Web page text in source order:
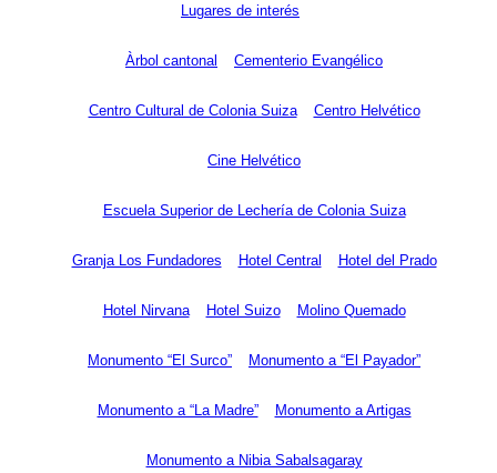
Lugares de interés
Àrbol cantonal Cementerio Evangélico
Centro Cultural de Colonia Suiza Centro Helvético
Cine Helvético
Escuela Superior de Lechería de Colonia Suiza
Granja Los Fundadores Hotel Central Hotel del Prado
Hotel Nirvana Hotel Suizo Molino Quemado
Monumento “El Surco” Monumento a “El Payador”
Monumento a “La Madre” Monumento a Artigas
Monumento a Nibia Sabalsagaray